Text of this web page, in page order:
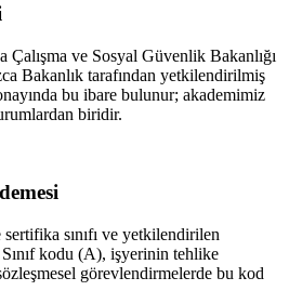
Çalışma ve Sosyal Güvenlik Bakanlığı
Bakanlık tarafından yetkilendirilmiş
bu ibare bulunur; akademimiz
biridir.
sınıfı ve yetkilendirilen
Sınıf kodu (A), işyerinin tehlike
görevlendirmelerde bu kod